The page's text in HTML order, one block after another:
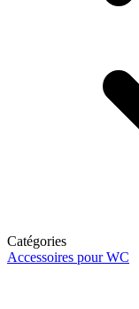
Catégories
Accessoires pour WC